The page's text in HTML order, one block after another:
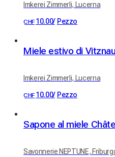
Imkerei Zimmerli, Lucerna
CHF 10.00/ Pezzo
Miele estivo di
Imkerei Zimmerli, Lucerna
CHF 10.00/ Pezzo
Sapone al miele
Savonnerie NEPTUNE,